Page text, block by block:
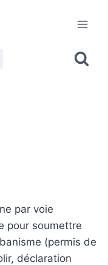
par voie
pour soumettre
(permis de
déclaration